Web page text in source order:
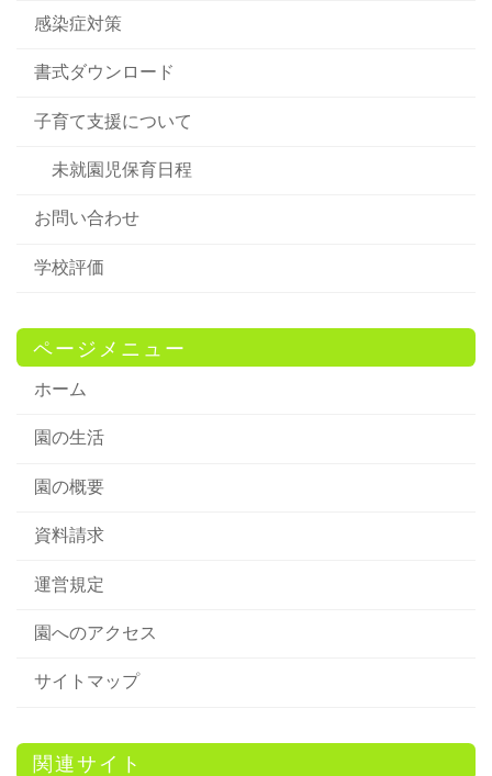
感染症対策
書式ダウンロード
子育て支援について
未就園児保育日程
お問い合わせ
学校評価
ページメニュー
ホーム
園の生活
園の概要
資料請求
運営規定
園へのアクセス
サイトマップ
関連サイト